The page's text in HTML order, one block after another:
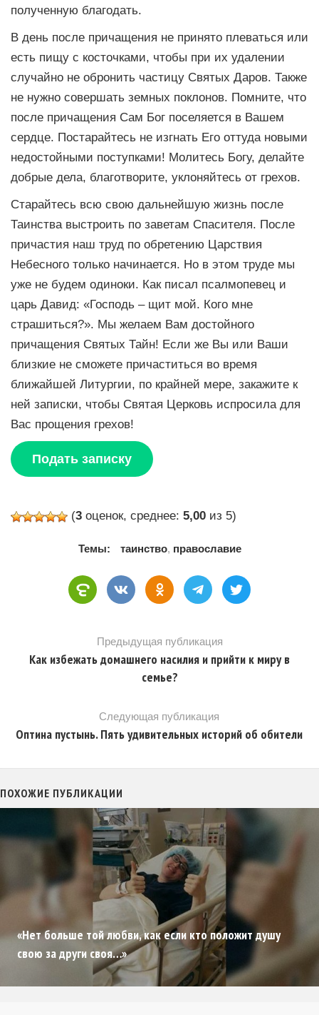
полученную благодать.
В день после причащения не принято плеваться или
есть пищу с косточками, чтобы при их удалении
случайно не обронить частицу Святых Даров. Также
не нужно совершать земных поклонов. Помните, что
после причащения Сам Бог поселяется в Вашем
сердце. Постарайтесь не изгнать Его оттуда новыми
недостойными поступками! Молитесь Богу, делайте
добрые дела, благотворите, уклоняйтесь от грехов.
Старайтесь всю свою дальнейшую жизнь после
Таинства выстроить по заветам Спасителя. После
причастия наш труд по обретению Царствия
Небесного только начинается. Но в этом труде мы
уже не будем одиноки. Как писал псалмопевец и
царь Давид: «Господь – щит мой. Кого мне
страшиться?». Мы желаем Вам достойного
причащения Святых Тайн! Если же Вы или Ваши
близкие не сможете причаститься во время
ближайшей Литургии, по крайней мере, закажите к
ней записки, чтобы Святая Церковь испросила для
Вас прощения грехов!
Подать записку
(3 оценок, среднее: 5,00 из 5)
Темы: таинство, православие
Предыдущая публикация
Как избежать домашнего насилия и прийти к миру в
семье?
Следующая публикация
Оптина пустынь. Пять удивительных историй об обители
ПОХОЖИЕ ПУБЛИКАЦИИ
«Нет больше той любви, как если кто положит душу
свою за други своя…»